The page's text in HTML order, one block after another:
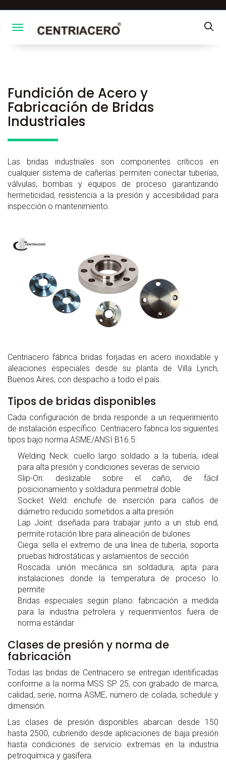
Toggle navigation
Fundición de Acero y
Fabricación de Bridas
Industriales
Las bridas industriales son componentes críticos en
cualquier sistema de cañerías: permiten conectar tuberías,
válvulas, bombas y equipos de proceso garantizando
hermeticidad, resistencia a la presión y accesibilidad para
inspección o mantenimiento.
Centriacero fábrica bridas forjadas en acero inoxidable y
aleaciones especiales desde su planta de Villa Lynch,
Buenos Aires, con despacho a todo el país.
Tipos de bridas disponibles
Cada configuración de brida responde a un requerimiento
de instalación específico. Centriacero fabrica los siguientes
tipos bajo norma ASME/ANSI B16.5:
Welding Neck:cuello largo soldado a la tubería, ideal
para alta presión y condiciones severas de servicio
Slip-On: deslizable sobre el caño, de fácil
posicionamiento y soldadura perimetral doble
Socket Weld: enchufe de inserción para caños de
diámetro reducido sometidos a alta presión
Lap Joint: diseñada para trabajar junto a un stub end,
permite rotación libre para alineación de bulones
Ciega: sella el extremo de una línea de tubería, soporta
pruebas hidrostáticas y aislamientos de sección
Roscada: unión mecánica sin soldadura, apta para
instalaciones donde la temperatura de proceso lo
permite
Bridas especiales según plano:fabricación a medida
para la industria petrolera y requerimientos fuera de
norma estándar
Clases de presión y norma de
fabricación
Todas las bridas de Centriacero se entregan identificadas
conforme a la norma MSS SP 25, con grabado de marca,
calidad, serie, norma ASME, número de colada, schedule y
dimensión.
Las clases de presión disponibles abarcan desde 150
hasta 2500, cubriendo desde aplicaciones de baja presión
hasta condiciones de servicio extremas en la industria
petroquímica y gasífera.